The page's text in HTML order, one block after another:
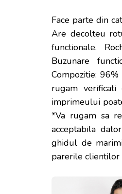
Face parte din
Are decolteu
functionale.
Buzunare
Compozitie:
rugam
imprimeului
*Va rugam sa
acceptabila
ghidul de
parerile clientilor